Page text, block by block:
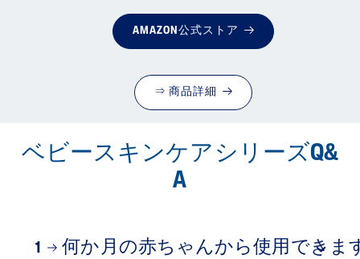
AMAZON公式ストア
⇒ 商品詳細
ベビースキンケアシリーズQ&
A
1 何か月の赤ちゃんから使用できま